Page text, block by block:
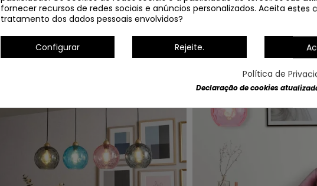
fornecer recursos de redes sociais e anúncios personalizados. Aceita estes
tratamento dos dados pessoais envolvidos?
Configurar Rejeite.
Política de
Declaração de cookies